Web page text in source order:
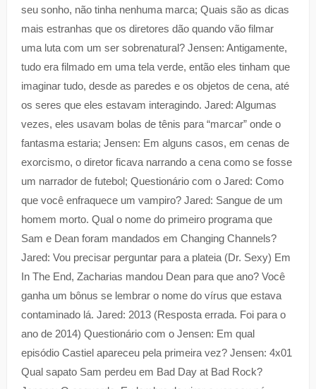
seu sonho, não tinha nenhuma marca; Quais são as dicas
mais estranhas que os diretores dão quando vão filmar
uma luta com um ser sobrenatural? Jensen: Antigamente,
tudo era filmado em uma tela verde, então eles tinham que
imaginar tudo, desde as paredes e os objetos de cena, até
os seres que eles estavam interagindo. Jared: Algumas
vezes, eles usavam bolas de tênis para “marcar” onde o
fantasma estaria; Jensen: Em alguns casos, em cenas de
exorcismo, o diretor ficava narrando a cena como se fosse
um narrador de futebol; Questionário com o Jared: Como
que você enfraquece um vampiro? Jared: Sangue de um
homem morto. Qual o nome do primeiro programa que
Sam e Dean foram mandados em Changing Channels?
Jared: Vou precisar perguntar para a plateia (Dr. Sexy) Em
In The End, Zacharias mandou Dean para que ano? Você
ganha um bônus se lembrar o nome do vírus que estava
contaminado lá. Jared: 2013 (Resposta errada. Foi para o
ano de 2014) Questionário com o Jensen: Em qual
episódio Castiel apareceu pela primeira vez? Jensen: 4x01
Qual sapato Sam perdeu em Bad Day at Bad Rock?